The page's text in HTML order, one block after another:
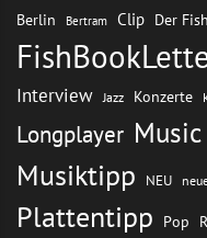
Berlin Bertram Clip Der
Interview Jazz Konzerte
Longplayer Music
Musiktipp NEU
Plattentipp Pop